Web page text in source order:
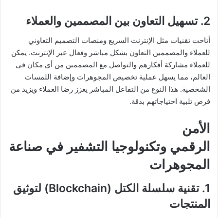
2. تسهيل التعاون بين المصممين والعملاء
أتاحت تقنيات مثل الإنترنت السريع ومنصات التصميم التعاوني
للعملاء والمصممين التعاون بشكل مباشر وفعال عبر الإنترنت. يمكن
للعملاء مشاركة أفكارهم والتواصل مع المصممين من أي مكان في
العالم، مما يسهل عملية تخصيص المجوهرات وإضافة اللمسات
الشخصية. هذا النوع من التفاعل المباشر يعزز رضا العملاء ويزيد من
فرص تلبية احتياجاتهم بدقة.
الأمن
الرقمي وتكنولوجيا التشفير في صناعة
المجوهرات
1. تقنية سلسلة الكتل (Blockchain) لتوثيق
المنتجات